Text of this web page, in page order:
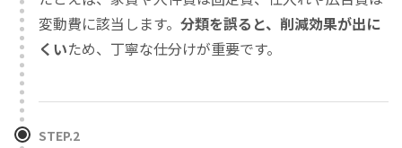
変動費に該当します。 分類を誤ると、削減効果が出に
くいため、丁寧な仕分けが重要です。
STEP.2